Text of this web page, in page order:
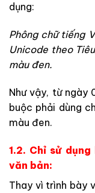
dụng:
Phông chữ tiếng
Unicode theo
màu đen.
Như vậy, từ ngày
buộc phải dùng
màu đen.
1.2. Chỉ sử
văn bản:
Thay vì trình bày